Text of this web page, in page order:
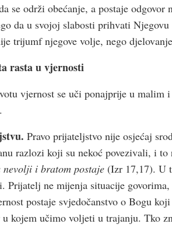
se održi obećanje, a postaje
da u svojoj slabosti prihvati
trijumf njegove volje, nego
rasta u vjernosti
vjernost se uči ponajprije u
Pravo prijateljstvo nije osjećaj
razlozi koji su nekoć povezivali, i
nevolji i bratom postaje (Izr 17,17). U
Prijatelj ne mijenja situacije
postaje svjedočanstvo o Bogu
u kojem učimo voljeti u trajanju. Tko